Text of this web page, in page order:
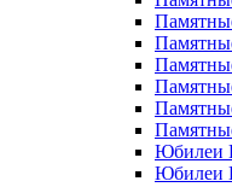
Юбилеи